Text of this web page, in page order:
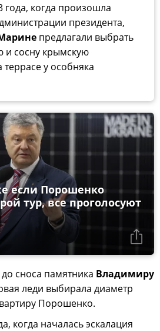
года, когда произошла
президента,
предлагали выбрать
и сосну крымскую
у особняка
если Порошенко
тур, все проголосуют
сноса памятника Владимиру
леди выбирала диаметр
Порошенко.
когда началась эскалация